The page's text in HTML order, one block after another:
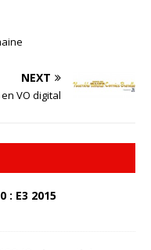
NEXT
en VO digital
: E3 2015